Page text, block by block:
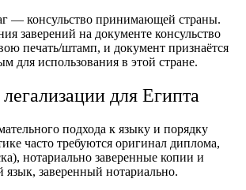
— консульство принимающей страны.
заверений на документе консульство
печать/штамп, и документ признаётся
для использования в этой стране.
для Египта
подхода к языку и порядку
часто требуются оригинал диплома,
нотариально заверенные копии и
язык, заверенный нотариально.